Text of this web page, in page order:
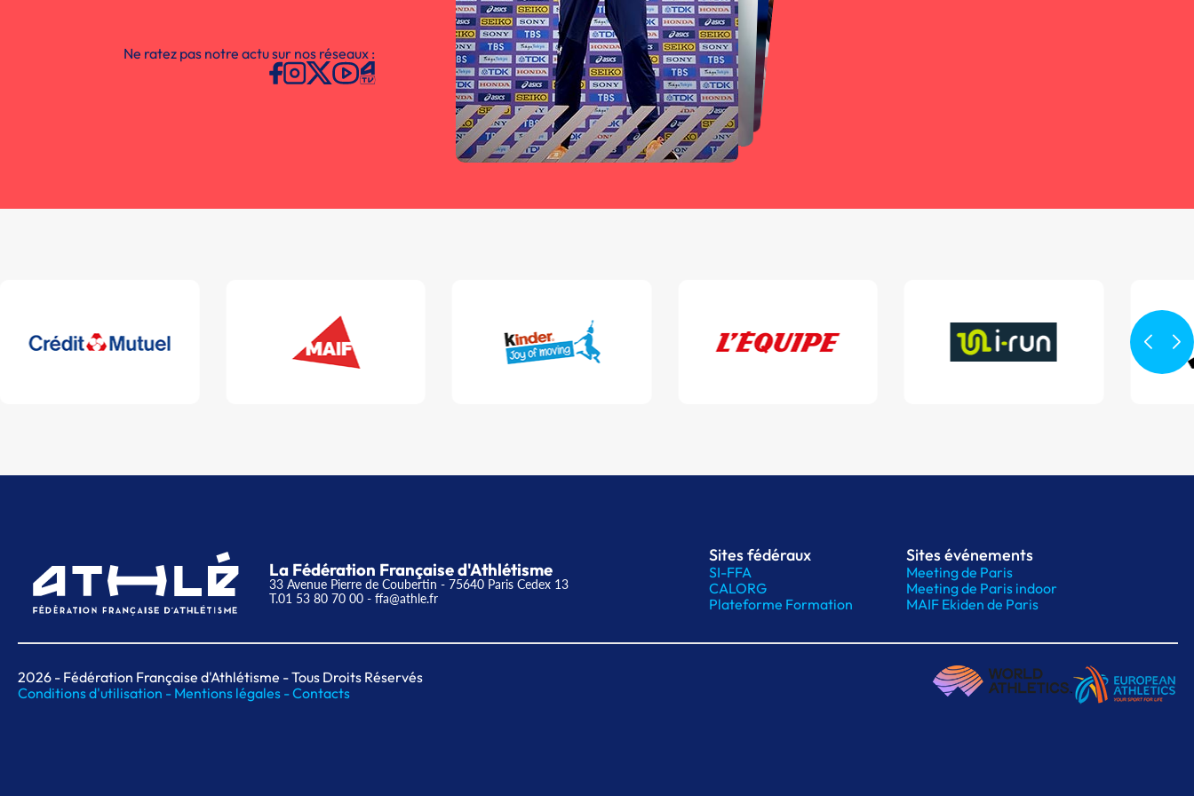
Ne ratez pas notre actu sur nos réseaux :
La Fédération Française d'Athlétisme
33 Avenue Pierre de Coubertin - 75640 Paris Cedex 13
T.01 53 80 70 00 - ffa@athle.fr
Sites fédéraux
SI-FFA
CALORG
Plateforme Formation
Sites événements
Meeting de Paris
Meeting de Paris indoor
MAIF Ekiden de Paris
2026 - Fédération Française d'Athlétisme - Tous Droits Réservés
Conditions d'utilisation - Mentions légales -Contacts